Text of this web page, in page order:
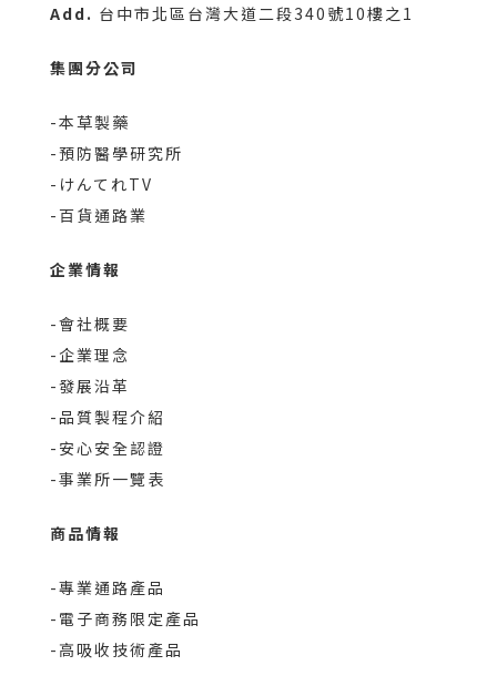
Add. 台中市北區台灣大道二段340號10樓之1
集團分公司
-本草製藥
-預防醫學研究所
-けんてれTV
-百貨通路業
企業情報
-會社概要
-企業理念
-發展沿革
-品質製程介紹
-安心安全認證
-事業所一覽表
商品情報
-專業通路產品
-電子商務限定產品
-高吸收技術產品